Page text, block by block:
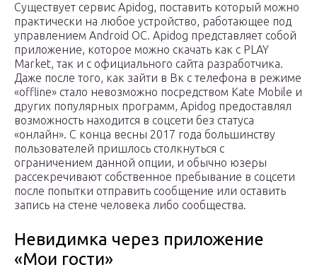
Существует сервис Apidog, поставить который можно
практически на любое устройство, работающее под
управлением Android ОС. Apidog представляет собой
приложение, которое можно скачать как с PLAY
Market, так и с официального сайта разработчика.
Даже после того, как зайти в Вк с телефона в режиме
«offline» стало невозможно посредством Kate Mobile и
других популярных программ, Apidog предоставлял
возможность находится в соцсети без статуса
«онлайн». С конца весны 2017 года большинству
пользователей пришлось столкнуться с
ограничением данной опции, и обычно юзеры
рассекречивают собственное пребывание в соцсети
после попытки отправить сообщение или оставить
запись на стене человека либо сообщества.
Невидимка через приложение
«Мои гости»